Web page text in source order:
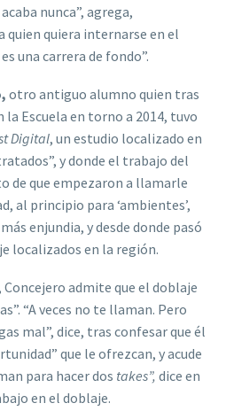
nunca”, agrega,
quien quiera internarse en el
una carrera de fondo”.
otro antiguo alumno quien tras
la Escuela en torno a 2014, tuvo
Digital, un estudio localizado en
y donde el trabajo del
de que empezaron a llamarle
al principio para ‘ambientes’,
enjundia, y desde donde pasó
localizados en la región.
Concejero admite que el doblaje
“A veces no te llaman. Pero
mal”, dice, tras confesar que él
que le ofrezcan, y acude
para hacer dos takes”, dice en
en el doblaje.